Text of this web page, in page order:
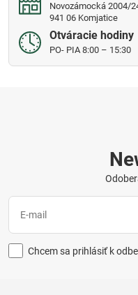
Novozámocká 2004/
941 06 Komjatice
Otváracie hodiny
PO- PIA 8:00 – 15:30
Chcem sa prihlásiť k